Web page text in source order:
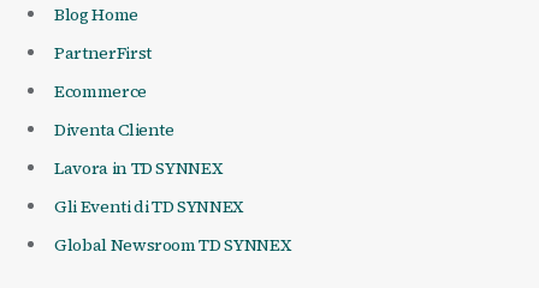
Blog Home
PartnerFirst
Ecommerce
Diventa Cliente
Lavora in TD SYNNEX
Gli Eventi di TD SYNNEX
Global Newsroom TD SYNNEX